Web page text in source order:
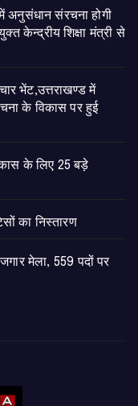
अनुसंधान संरचना होगी
केन्द्रीय शिक्षा मंत्री से
भेंट,उत्तराखण्ड में
के विकास पर हुई
के लिए 25 बड़े
का निस्तारण
मेला, 559 पदों पर